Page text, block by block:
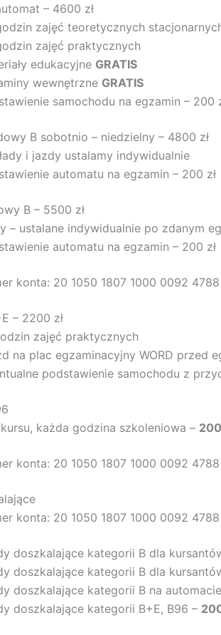
– 4600 zł
zajęć teoretycznych
zajęć praktycznych
edukacyjne GRATIS
wewnętrzne GRATIS
samochodu na egzamin – 200
B sobotnio – niedzielny – 4800 zł
i jazdy ustalamy indywidualnie
automatu na egzamin – 200 zł
B – 5500 zł
– ustalane indywidualnie po zdanym
automatu na egzamin – 200 zł
konta: 20 1050 1807 1000 0092
– 2200 zł
zajęć praktycznych
na plac egzaminacyjny WORD przed
podstawienie samochodu z
każda godzina szkoleniowa –
konta: 20 1050 1807 1000 0092
konta: 20 1050 1807 1000 0092
doszkalające kategorii B dla
doszkalające kategorii B dla
doszkalające kategorii B na
doszkalające kategorii B+E, B96 –